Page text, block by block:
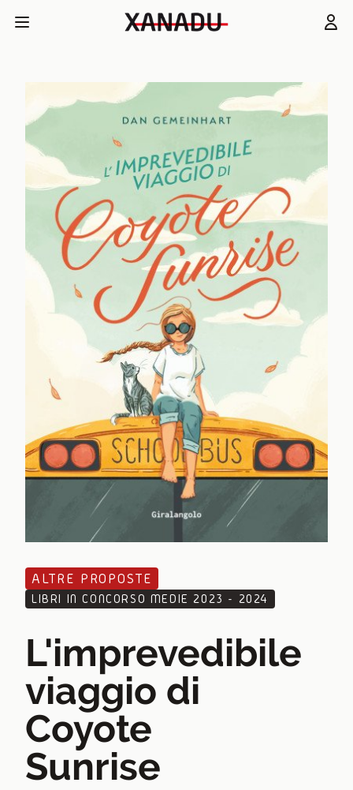
ALTRE PROPOSTE
LIBRI IN CONCORSO MEDIE 2023 - 2024
L'imprevedibile
viaggio di
Coyote
Sunrise